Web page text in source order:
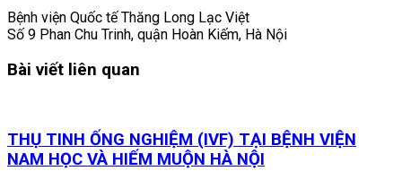
Bệnh viện Quốc tế Thăng Long Lạc Việt
Số 9 Phan Chu Trinh, quận Hoàn Kiếm, Hà Nội
Bài viết liên quan
THỤ TINH ỐNG NGHIỆM (IVF) TẠI BỆNH VIỆN
NAM HỌC VÀ HIẾM MUỘN HÀ NỘI